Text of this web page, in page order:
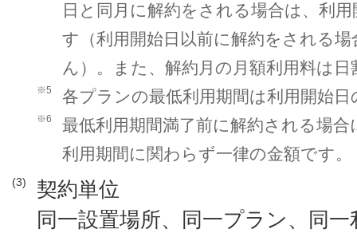
日と同月に解約をされる場合は、利
す（利用開始日以前に解約をされる
ん）。また、解約月の月額利用料は
※5 各プランの最低利用期間は利用開始
※6
最低利用期間満了前に解約される場
利用期間に関わらず一律の金額です。
(3)
契約単位
同一設置場所、同一プラン、同